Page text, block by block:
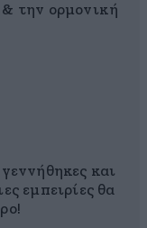
την ορμονική
και
εμπειρίες θα